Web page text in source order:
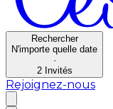
Rechercher
N'importe quelle date
·
2 Invités
Rejoignez-nous